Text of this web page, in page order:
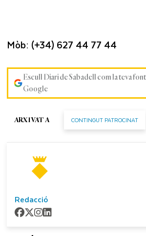
Mòb: (+34) 627 44 77 44
Escull Diari de Sabadell com la teva
Google
ARXIVAT A CONTINGUT PATROCINAT
Redacció